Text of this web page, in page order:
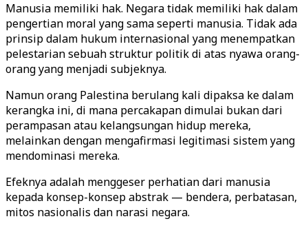
Manusia memiliki hak. Negara tidak memiliki hak dalam
pengertian moral yang sama seperti manusia. Tidak ada
prinsip dalam hukum internasional yang menempatkan
pelestarian sebuah struktur politik di atas nyawa orang-
orang yang menjadi subjeknya.
Namun orang Palestina berulang kali dipaksa ke dalam
kerangka ini, di mana percakapan dimulai bukan dari
perampasan atau kelangsungan hidup mereka,
melainkan dengan mengafirmasi legitimasi sistem yang
mendominasi mereka.
Efeknya adalah menggeser perhatian dari manusia
kepada konsep-konsep abstrak — bendera, perbatasan,
mitos nasionalis dan narasi negara.